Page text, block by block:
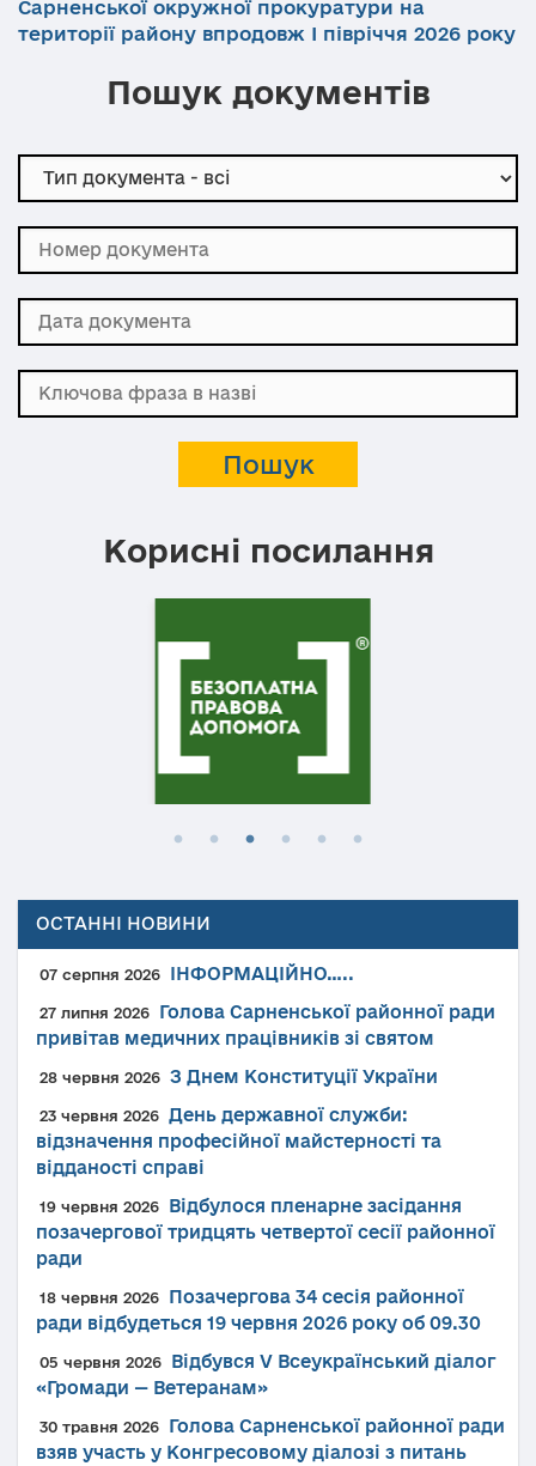
Сарненської окружної прокуратури на
території району впродовж І півріччя 2026 року
Пошук документів
Корисні посилання
ОСТАННІ НОВИНИ
07 серпня 2026 ІНФОРМАЦІЙНО…..
27 липня 2026
Голова Сарненської районної ради
привітав медичних працівників зі святом
28 червня 2026 З Днем Конституції України
23 червня 2026 День державної служби:
відзначення професійної майстерності та
відданості справі
19 червня 2026
Відбулося пленарне засідання
позачергової тридцять четвертої сесії районної
ради
18 червня 2026
Позачергова 34 сесія районної
ради відбудеться 19 червня 2026 року об 09.30
05 червня 2026
Відбувся V Всеукраїнський діалог
«Громади — Ветеранам»
30 травня 2026
Голова Сарненської районної ради
взяв участь у Конгресовому діалозі з питань